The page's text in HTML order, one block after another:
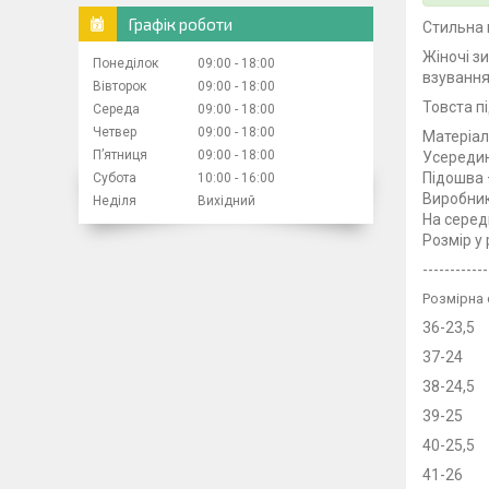
Стильна
Жіночі
Товста
На
Розмір у
Розмірна
36-23,5
37-24
38-24,5
39-25
40-25,5
41-26
Графік роботи
Понеділок 09:00
18:00
Вівторок
09:00
18:00
Середа
09:00
18:00
Четвер
09:00
18:00
Пʼятниця
09:00
18:00
Субота
10:00
16:00
Неділя
Вихідний